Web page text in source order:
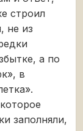
строил
не из
а по
в
заполняли,